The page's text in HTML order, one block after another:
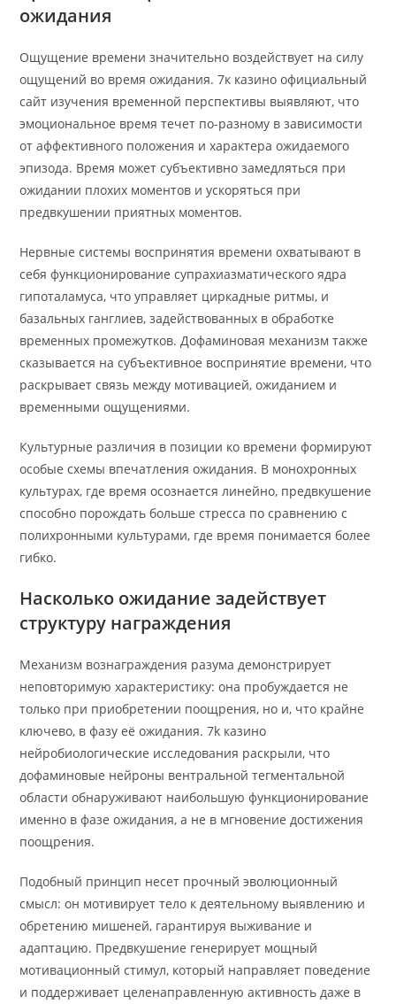
ожидания
Ощущение времени значительно воздействует на силу
ощущений во время ожидания. 7к казино официальный
сайт изучения временной перспективы выявляют, что
эмоциональное время течет по-разному в зависимости
от аффективного положения и характера ожидаемого
эпизода. Время может субъективно замедляться при
ожидании плохих моментов и ускоряться при
предвкушении приятных моментов.
Нервные системы воспринятия времени охватывают в
себя функционирование супрахиазматического ядра
гипоталамуса, что управляет циркадные ритмы, и
базальных ганглиев, задействованных в обработке
временных промежутков. Дофаминовая механизм также
сказывается на субъективное воспринятие времени, что
раскрывает связь между мотивацией, ожиданием и
временными ощущениями.
Культурные различия в позиции ко времени формируют
особые схемы впечатления ожидания. В монохронных
культурах, где время осознается линейно, предвкушение
способно порождать больше стресса по сравнению с
полихронными культурами, где время понимается более
гибко.
Насколько ожидание задействует
структуру награждения
Механизм вознаграждения разума демонстрирует
неповторимую характеристику: она пробуждается не
только при приобретении поощрения, но и, что крайне
ключево, в фазу её ожидания. 7k казино
нейробиологические исследования раскрыли, что
дофаминовые нейроны вентральной тегментальной
области обнаруживают наибольшую функционирование
именно в фазе ожидания, а не в мгновение достижения
поощрения.
Подобный принцип несет прочный эволюционный
смысл: он мотивирует тело к деятельному выявлению и
обретению мишеней, гарантируя выживание и
адаптацию. Предвкушение генерирует мощный
мотивационный стимул, который направляет поведение
и поддерживает целенаправленную активность даже в